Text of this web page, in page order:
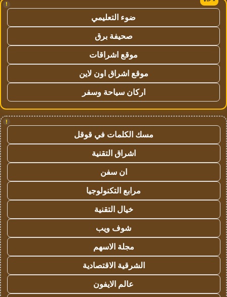
!
ضوء التعليمي
صحيفة برق
موقع اشراقات
موقع اشراق اون لاين
اركان سياحة وسفر
!
مسك الكلمات في قوقل
اشراق التقنية
ان سفن
مرابع التكنولوجيا
خيال التقنية
شوف ويب
مجلة الاسهم
الشرقية الاقتصادية
عالم الايفون